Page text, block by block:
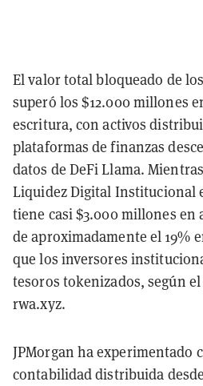
El valor total bloqueado de
superó los $12.000 millones
escritura, con activos
plataformas de finanzas
datos de DeFi Llama.
Liquidez Digital Institucional
tiene casi $3.000 millones en
de aproximadamente el 19%
que los inversores
tesoros tokenizados, según
rwa.xyz.
JPMorgan ha experimentado
contabilidad distribuida